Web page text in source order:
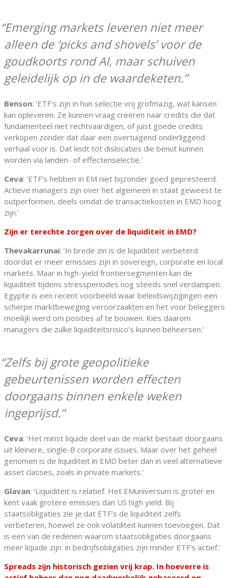
Emerging markets leveren niet meer
alleen de ‘picks and shovels’ voor de
goudkoorts rond AI, maar schuiven
geleidelijk op in de waardeketen.
Benson: ‘ETF’s zijn in hun selectie vrij grofmazig, wat kansen
kan opleveren. Ze kunnen vraag creëren naar credits die dat
fundamenteel niet rechtvaardigen, of juist goede credits
verkopen zonder dat daar een overtuigend onderliggend
verhaal voor is. Dat leidt tot dislocaties die benut kunnen
worden via landen- of effectenselectie.’
Ceva: ‘ETF’s hebben in EM niet bijzonder goed gepresteerd.
Actieve managers zijn over het algemeen in staat geweest te
outperformen, deels omdat de transactiekosten in EMD hoog
zijn.’
Zijn er terechte zorgen over de liquiditeit in EMD?
Thevakarrunai: ‘In brede zin is de liquiditeit verbeterd
doordat er meer emissies zijn in sovereign, corporate en local
markets. Maar in high-yield frontiersegmenten kan de
liquiditeit tijdens stressperiodes nog steeds snel verdampen.
Egypte is een recent voorbeeld waar beleidswijzigingen een
scherpe marktbeweging veroorzaakten en het voor beleggers
moeilijk werd om posities af te bouwen. Kies daarom
managers die zulke liquiditeitsrisico’s kunnen beheersen.’
Zelfs bij grote geopolitieke
gebeurtenissen worden effecten
doorgaans binnen enkele weken
ingeprijsd.
Ceva: ‘Het minst liquide deel van de markt bestaat doorgaans
uit kleinere, single-B corporate issues. Maar over het geheel
genomen is de liquiditeit in EMD beter dan in veel alternatieve
asset classes, zoals in private markets.’
Glavan: ‘Liquiditeit is relatief. Het EMuniversum is groter en
kent vaak grotere emissies dan US high yield. Bij
staatsobligaties zie je dat ETF’s de liquiditeit zelfs
verbeteren, hoewel ze ook volatiliteit kunnen toevoegen. Dat
is een van de redenen waarom staatsobligaties doorgaans
meer liquide zijn: in bedrijfsobligaties zijn minder ETF’s actief.’
Spreads zijn historisch gezien vrij krap. In hoeverre is